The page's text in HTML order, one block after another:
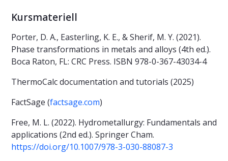
Kursmateriell
Porter, D. A., Easterling, K. E., & Sherif, M. Y. (2021).
Phase transformations in metals and alloys (4th ed.).
Boca Raton, FL: CRC Press. ISBN 978-0-367-43034-4
ThermoCalc documentation and tutorials (2025)
FactSage (factsage.com)
Free, M. L. (2022). Hydrometallurgy: Fundamentals and
applications (2nd ed.). Springer Cham.
https://doi.org/10.1007/978-3-030-88087-3